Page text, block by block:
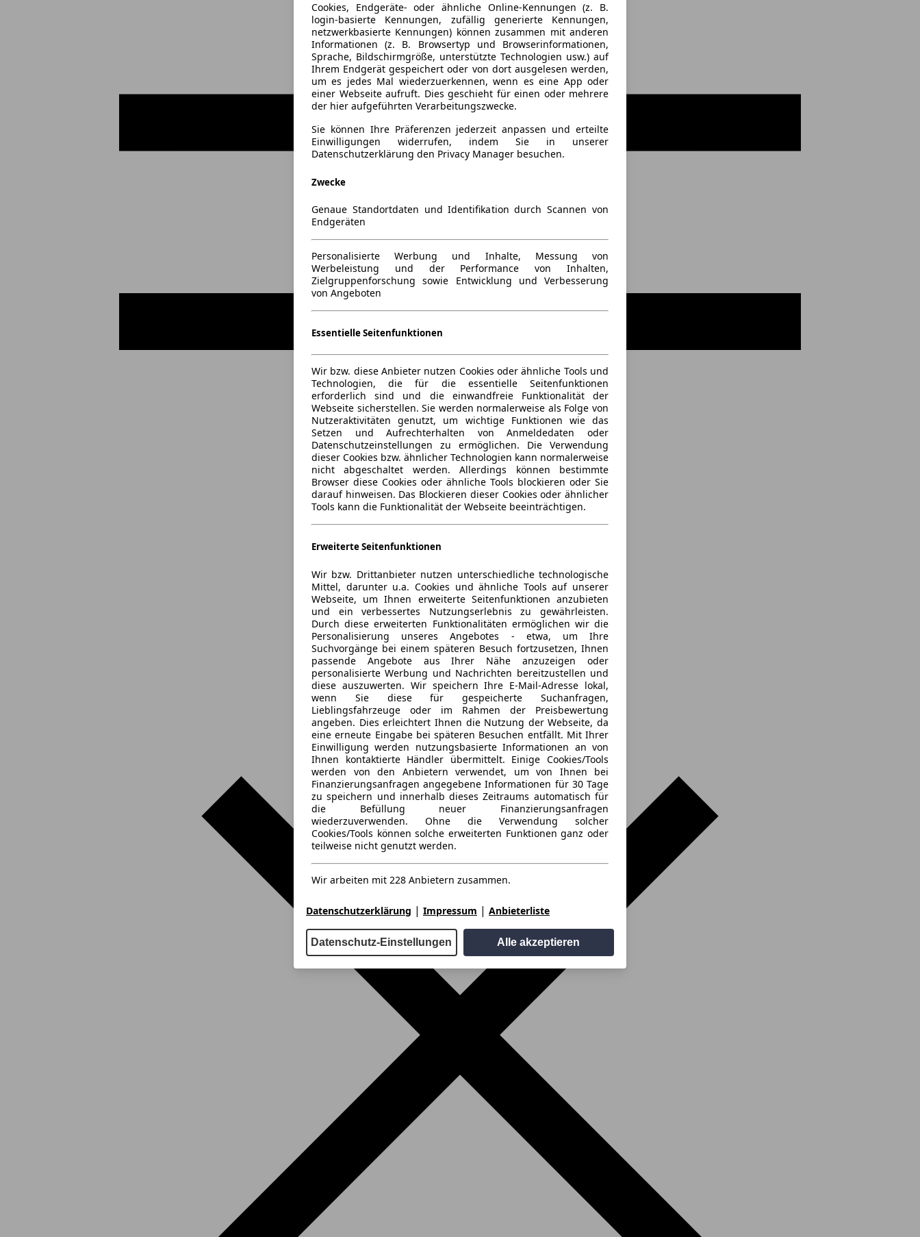
Cookies, Endgeräte- oder ähnliche Online-Kennungen (z. B.
login-basierte Kennungen, zufällig generierte Kennungen,
netzwerkbasierte Kennungen) können zusammen mit anderen
Informationen (z. B. Browsertyp und Browserinformationen,
Sprache, Bildschirmgröße, unterstützte Technologien usw.) auf
Ihrem Endgerät gespeichert oder von dort ausgelesen werden,
um es jedes Mal wiederzuerkennen, wenn es eine App oder
einer Webseite aufruft. Dies geschieht für einen oder mehrere
der hier aufgeführten Verarbeitungszwecke.
Sie können Ihre Präferenzen jederzeit anpassen und erteilte
Einwilligungen widerrufen, indem Sie in unserer
Datenschutzerklärung den Privacy Manager besuchen.
Zwecke
Genaue Standortdaten und Identifikation durch Scannen von
Endgeräten
Personalisierte Werbung und Inhalte, Messung von
Werbeleistung und der Performance von Inhalten,
Zielgruppenforschung sowie Entwicklung und Verbesserung
von Angeboten
Essentielle Seitenfunktionen
Wir bzw. diese Anbieter nutzen Cookies oder ähnliche Tools und
Technologien, die für die essentielle Seitenfunktionen
erforderlich sind und die einwandfreie Funktionalität der
Webseite sicherstellen. Sie werden normalerweise als Folge von
Nutzeraktivitäten genutzt, um wichtige Funktionen wie das
Setzen und Aufrechterhalten von Anmeldedaten oder
Datenschutzeinstellungen zu ermöglichen. Die Verwendung
dieser Cookies bzw. ähnlicher Technologien kann normalerweise
nicht abgeschaltet werden. Allerdings können bestimmte
Browser diese Cookies oder ähnliche Tools blockieren oder Sie
darauf hinweisen. Das Blockieren dieser Cookies oder ähnlicher
Tools kann die Funktionalität der Webseite beeinträchtigen.
Erweiterte Seitenfunktionen
Wir bzw. Drittanbieter nutzen unterschiedliche technologische
Mittel, darunter u.a. Cookies und ähnliche Tools auf unserer
Webseite, um Ihnen erweiterte Seitenfunktionen anzubieten
und ein verbessertes Nutzungserlebnis zu gewährleisten.
Durch diese erweiterten Funktionalitäten ermöglichen wir die
Personalisierung unseres Angebotes - etwa, um Ihre
Suchvorgänge bei einem späteren Besuch fortzusetzen, Ihnen
passende Angebote aus Ihrer Nähe anzuzeigen oder
personalisierte Werbung und Nachrichten bereitzustellen und
diese auszuwerten. Wir speichern Ihre E-Mail-Adresse lokal,
wenn Sie diese für gespeicherte Suchanfragen,
Lieblingsfahrzeuge oder im Rahmen der Preisbewertung
angeben. Dies erleichtert Ihnen die Nutzung der Webseite, da
eine erneute Eingabe bei späteren Besuchen entfällt. Mit Ihrer
Einwilligung werden nutzungsbasierte Informationen an von
Ihnen kontaktierte Händler übermittelt. Einige Cookies/Tools
werden von den Anbietern verwendet, um von Ihnen bei
Finanzierungsanfragen angegebene Informationen für 30 Tage
zu speichern und innerhalb dieses Zeitraums automatisch für
die Befüllung neuer Finanzierungsanfragen
wiederzuverwenden. Ohne die Verwendung solcher
Cookies/Tools können solche erweiterten Funktionen ganz oder
teilweise nicht genutzt werden.
Wir arbeiten mit 228 Anbietern zusammen.
Datenschutzerklärung | Impressum | Anbieterliste
Datenschutz-Einstellungen Alle akzeptieren